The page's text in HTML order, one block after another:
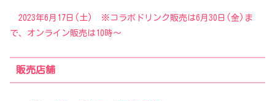
2023年6月17日(土) ※コラボドリンク販売は6月30日(金)ま
で、オンライン販売は10時～
販売店舗